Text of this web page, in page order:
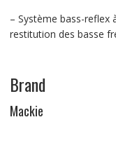
– Système bass-reflex
restitution des basse
Brand
Mackie